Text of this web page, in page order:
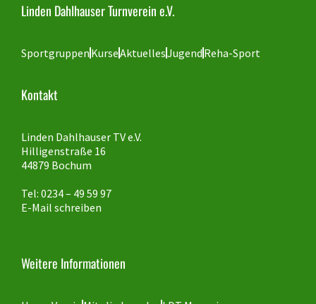
Linden Dahlhauser Turnverein e.V.
Sportgruppen KurseAktuellesJugend Reha-Sport
Kontakt
Linden Dahlhauser TV e.V.
Hilligenstraße 16
44879 Bochum
Tel: 0234 – 49 59 97
E-Mail schreiben
Weitere Informationen